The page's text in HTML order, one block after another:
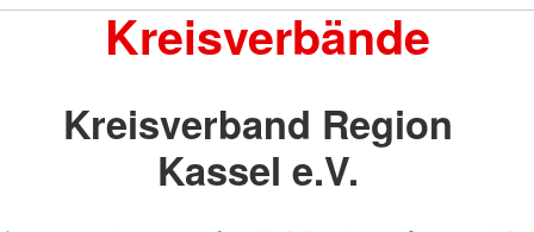
Kreisverbände
Kreisverband Region
Kassel e.V.